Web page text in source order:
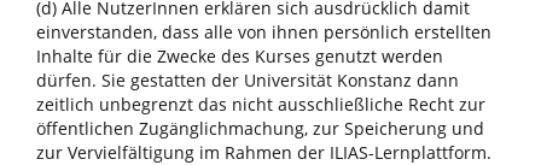
(d) Alle NutzerInnen erklären sich ausdrücklich damit
einverstanden, dass alle von ihnen persönlich erstellten
Inhalte für die Zwecke des Kurses genutzt werden
dürfen. Sie gestatten der Universität Konstanz dann
zeitlich unbegrenzt das nicht ausschließliche Recht zur
öffentlichen Zugänglichmachung, zur Speicherung und
zur Vervielfältigung im Rahmen der ILIAS-Lernplattform.